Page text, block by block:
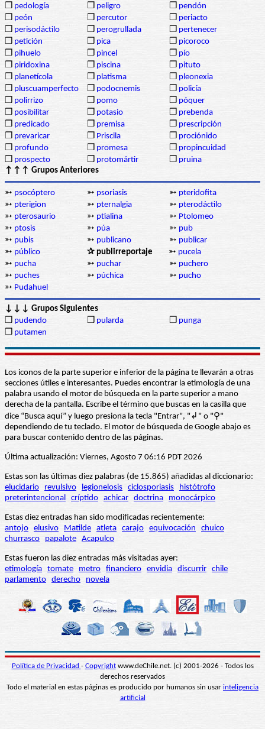
❒ pedología ❒ peligro ❒ pendón
❒ peón ❒ percutor ❒ periacto
❒ perisodáctilo ❒ perogrullada ❒ pertenecer
❒ petición ❒ pica ❒ picoroco
❒ pihuelo ❒ pincel ❒ pío
❒ piridoxina ❒ piscina ❒ pituto
❒ planetícola ❒ platisma ❒ pleonexia
❒ pluscuamperfecto ❒ podocnemis ❒ policía
❒ polirrizo ❒ pomo ❒ póquer
❒ posibilitar ❒ potasio ❒ prebenda
❒ predicado ❒ premisa ❒ prescripción
❒ prevaricar ❒ Priscila ❒ prociónido
❒ profundo ❒ promesa ❒ propincuidad
❒ prospecto ❒ protomártir ❒ pruina
↑↑↑ Grupos Anteriores
➳ psocóptero ➳ psoriasis ➳ pteridofita
➳ pterigion ➳ pternalgia ➳ pterodáctilo
➳ pterosaurio ➳ ptialina ➳ Ptolomeo
➳ ptosis ➳ púa ➳ pub
➳ pubis ➳ publicano ➳ publicar
➳ público ✰ publirreportaje ➳ pucela
➳ pucha ➳ puchar ➳ puchero
➳ puches ➳ púchica ➳ pucho
➳ Pudahuel
↓↓↓ Grupos Siguientes
❒ pudendo ❒ pularda ❒ punga
❒ putamen
Los iconos de la parte superior e inferior de la página te llevarán a otras
secciones útiles e interesantes. Puedes encontrar la etimología de una
palabra usando el motor de búsqueda en la parte superior a mano
derecha de la pantalla. Escribe el término que buscas en la casilla que
dice “Busca aquí” y luego presiona la tecla "Entrar", "↲" o "⚲"
dependiendo de tu teclado. El motor de búsqueda de Google abajo es
para buscar contenido dentro de las páginas.
Última actualización: Viernes, Agosto 7 06:16 PDT 2026
Estas son las últimas diez palabras (de 15.865) añadidas al diccionario:
elucidario
revulsivo legionelosis ciclosporiasis
histótrofo
preterintencional críptido achicar doctrina monocárpico
Estas diez entradas han sido modificadas recientemente:
antojo elusivo Matilde atleta carajo equivocación
chuico
churrasco
papalote Acapulco
Estas fueron las diez entradas más visitadas ayer:
etimología tomate metro financiero envidia discurrir chile
parlamento derecho novela
Política de Privacidad - Copyrightwww.deChile.net. (c) 2001-2026 - Todos los
derechos reservados
Todo el material en estas páginas es producido por humanos sin usar inteligencia
artificial